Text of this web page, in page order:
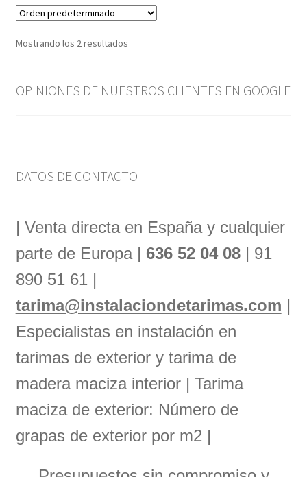
Mostrando los 2 resultados
OPINIONES DE NUESTROS CLIENTES EN GOOGLE
DATOS DE CONTACTO
| Venta directa en España y cualquier
parte de Europa | 636 52 04 08| 91
890 51 61 |
tarima@instalaciondetarimas.com |
Especialistas en instalación en
tarimas de exterior y tarima de
madera maciza interior | Tarima
maciza de exterior: Número de
grapas de exterior por m2 |